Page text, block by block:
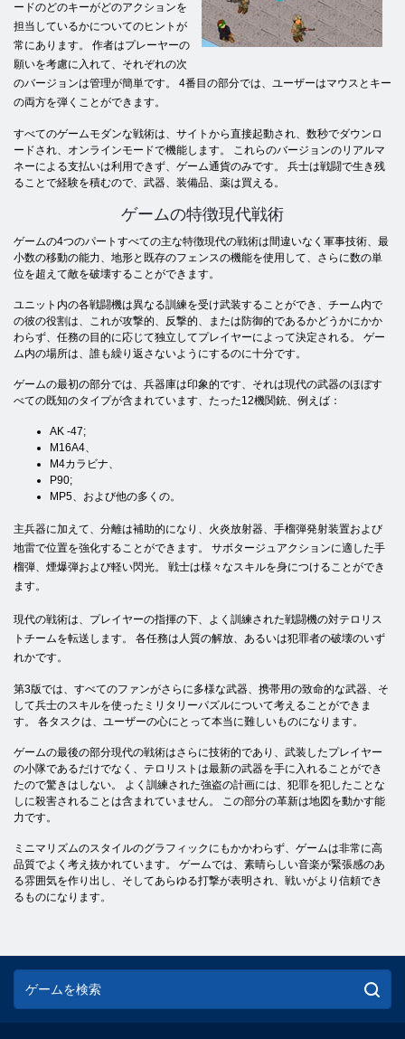
ードのどのキーがどのアクションを
担当しているかについてのヒントが
常にあります。 作者はプレーヤーの
願いを考慮に入れて、それぞれの次
のバージョンは管理が簡単です。 4番目の部分では、ユーザーはマウスとキー
の両方を弾くことができます。
すべてのゲームモダンな戦術は、サイトから直接起動され、数秒でダウンロ
ードされ、オンラインモードで機能します。 これらのバージョンのリアルマ
ネーによる支払いは利用できず、ゲーム通貨のみです。 兵士は戦闘で生き残
ることで経験を積むので、武器、装備品、薬は買える。
ゲームの特徴現代戦術
ゲームの4つのパートすべての主な特徴現代の戦術は間違いなく軍事技術、最
小数の移動の能力、地形と既存のフェンスの機能を使用して、さらに数の単
位を超えて敵を破壊することができます。
ユニット内の各戦闘機は異なる訓練を受け武装することができ、チーム内で
の彼の役割は、これが攻撃的、反撃的、または防御的であるかどうかにかか
わらず、任務の目的に応じて独立してプレイヤーによって決定される。 ゲー
ム内の場所は、誰も繰り返さないようにするのに十分です。
ゲームの最初の部分では、兵器庫は印象的です、それは現代の武器のほぼす
べての既知のタイプが含まれています、たった12機関銃、例えば：
AK -47;
M16A4、
M4カラビナ、
P90;
МР5、および他の多くの。
主兵器に加えて、分離は補助的になり、火炎放射器、手榴弾発射装置および
地雷で位置を強化することができます。 サボタージュアクションに適した手
榴弾、煙爆弾および軽い閃光。 戦士は様々なスキルを身につけることができ
ます。
現代の戦術は、プレイヤーの指揮の下、よく訓練された戦闘機の対テロリス
トチームを転送します。 各任務は人質の解放、あるいは犯罪者の破壊のいず
れかです。
第3版では、すべてのファンがさらに多様な武器、携帯用の致命的な武器、そ
して兵士のスキルを使ったミリタリーパズルについて考えることができま
す。 各タスクは、ユーザーの心にとって本当に難しいものになります。
ゲームの最後の部分現代の戦術はさらに技術的であり、武装したプレイヤー
の小隊であるだけでなく、テロリストは最新の武器を手に入れることができ
たので驚きはしない。 よく訓練された強盗の計画には、犯罪を犯したことな
しに殺害されることは含まれていません。 この部分の革新は地図を動かす能
力です。
ミニマリズムのスタイルのグラフィックにもかかわらず、ゲームは非常に高
品質でよく考え抜かれています。 ゲームでは、素晴らしい音楽が緊張感のあ
る雰囲気を作り出し、そしてあらゆる打撃が表明され、戦いがより信頼でき
るものになります。